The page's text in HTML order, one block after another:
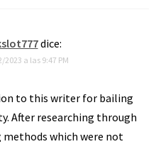
dice:
2023 a las 9:47 PM
to this writer for bailing
After researching through
which were not